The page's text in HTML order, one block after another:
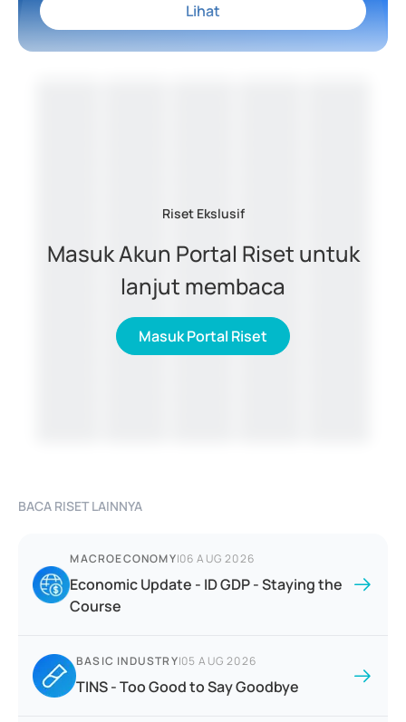
Lihat
Riset Ekslusif
Masuk Akun Portal Riset untuk
lanjut membaca
Masuk Portal Riset
BACA RISET LAINNYA
MACROECONOMY|06 AUG 2026
Economic Update - ID GDP - Staying the
Course
BASIC INDUSTRY|05 AUG 2026
TINS - Too Good to Say Goodbye